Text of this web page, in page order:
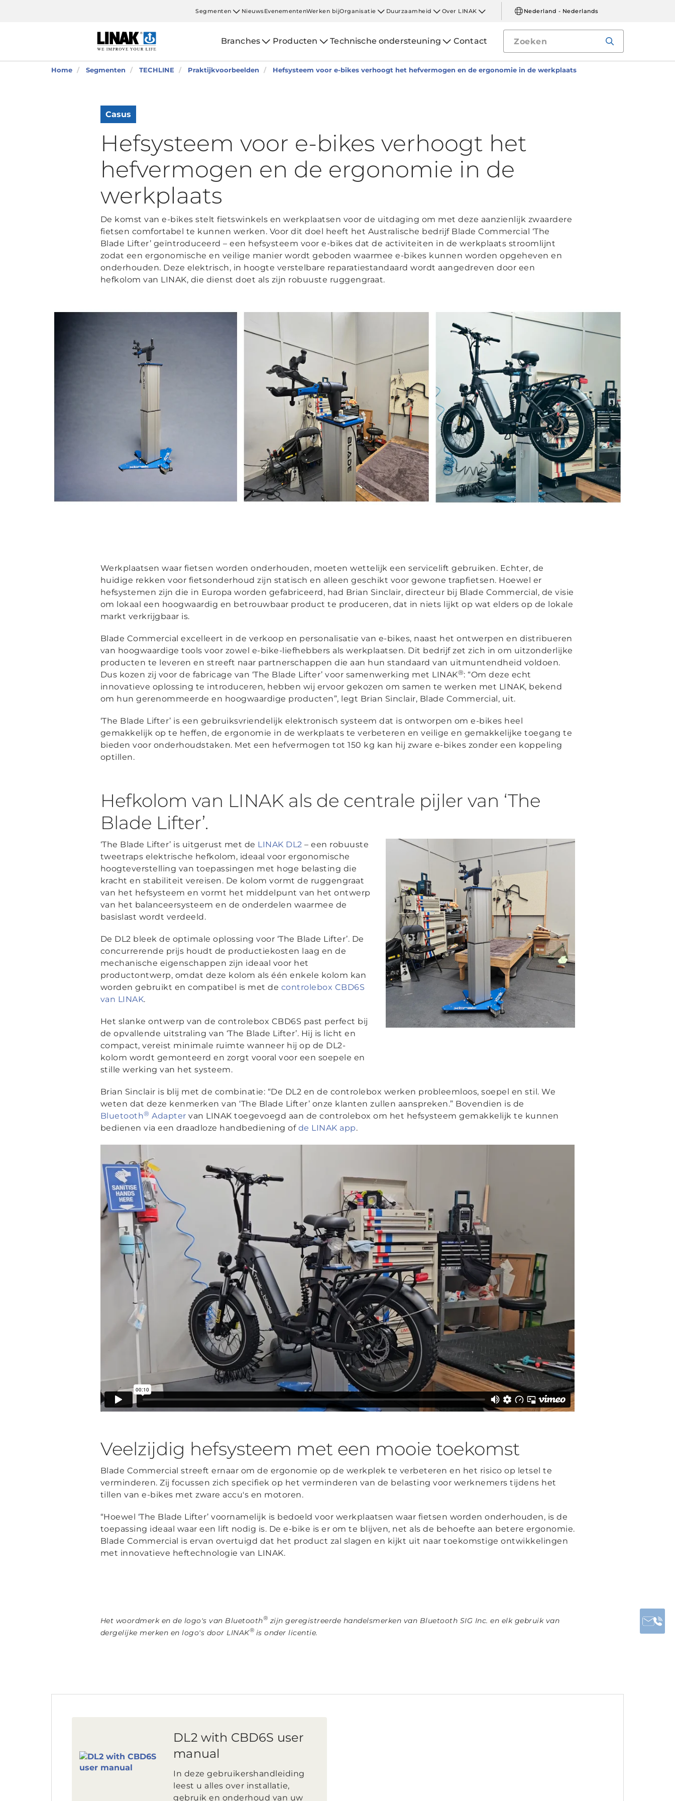
Segmenten NieuwsEvenementenWerken bijOrganisatie Duurzaamheid Over LINAK Nederland - Nederlands
Branches Producten Technische ondersteuning Contact
Home Segmenten TECHLINE Praktijkvoorbeelden Hefsysteem voor e-bikes verhoogt het hefvermogen en de ergonomie in de werkplaats
Casus
Hefsysteem voor e-bikes verhoogt het
hefvermogen en de ergonomie in de
werkplaats
De komst van e-bikes stelt fietswinkels en werkplaatsen voor de uitdaging om met deze aanzienlijk zwaardere
fietsen comfortabel te kunnen werken. Voor dit doel heeft het Australische bedrijf Blade Commercial ‘The
Blade Lifter’ geïntroduceerd – een hefsysteem voor e-bikes dat de activiteiten in de werkplaats stroomlijnt
zodat een ergonomische en veilige manier wordt geboden waarmee e-bikes kunnen worden opgeheven en
onderhouden. Deze elektrisch, in hoogte verstelbare reparatiestandaard wordt aangedreven door een
hefkolom van LINAK, die dienst doet als zijn robuuste ruggengraat.
Werkplaatsen waar fietsen worden onderhouden, moeten wettelijk een servicelift gebruiken. Echter, de
huidige rekken voor fietsonderhoud zijn statisch en alleen geschikt voor gewone trapfietsen. Hoewel er
hefsystemen zijn die in Europa worden gefabriceerd, had Brian Sinclair, directeur bij Blade Commercial, de visie
om lokaal een hoogwaardig en betrouwbaar product te produceren, dat in niets lijkt op wat elders op de lokale
markt verkrijgbaar is.
Blade Commercial excelleert in de verkoop en personalisatie van e-bikes, naast het ontwerpen en distribueren
van hoogwaardige tools voor zowel e-bike-liefhebbers als werkplaatsen. Dit bedrijf zet zich in om uitzonderlijke
producten te leveren en streeft naar partnerschappen die aan hun standaard van uitmuntendheid voldoen.
Dus kozen zij voor de fabricage van ‘The Blade Lifter’ voor samenwerking met LINAK®: “Om deze echt
innovatieve oplossing te introduceren, hebben wij ervoor gekozen om samen te werken met LINAK, bekend
om hun gerenommeerde en hoogwaardige producten”, legt Brian Sinclair, Blade Commercial, uit.
‘The Blade Lifter’ is een gebruiksvriendelijk elektronisch systeem dat is ontworpen om e-bikes heel
gemakkelijk op te heffen, de ergonomie in de werkplaats te verbeteren en veilige en gemakkelijke toegang te
bieden voor onderhoudstaken. Met een hefvermogen tot 150 kg kan hij zware e-bikes zonder een koppeling
optillen.
Hefkolom van LINAK als de centrale pijler van ‘The
Blade Lifter’.
‘The Blade Lifter’ is uitgerust met de LINAK DL2 – een robuuste
tweetraps elektrische hefkolom, ideaal voor ergonomische
hoogteverstelling van toepassingen met hoge belasting die
kracht en stabiliteit vereisen. De kolom vormt de ruggengraat
van het hefsysteem en vormt het middelpunt van het ontwerp
van het balanceersysteem en de onderdelen waarmee de
basislast wordt verdeeld.
De DL2 bleek de optimale oplossing voor ‘The Blade Lifter’. De
concurrerende prijs houdt de productiekosten laag en de
mechanische eigenschappen zijn ideaal voor het
productontwerp, omdat deze kolom als één enkele kolom kan
worden gebruikt en compatibel is met de controlebox CBD6S
van LINAK.
Het slanke ontwerp van de controlebox CBD6S past perfect bij
de opvallende uitstraling van ‘The Blade Lifter’. Hij is licht en
compact, vereist minimale ruimte wanneer hij op de DL2-
kolom wordt gemonteerd en zorgt vooral voor een soepele en
stille werking van het systeem.
Brian Sinclair is blij met de combinatie: “De DL2 en de controlebox werken probleemloos, soepel en stil. We
weten dat deze kenmerken van ‘The Blade Lifter’ onze klanten zullen aanspreken.” Bovendien is de
Bluetooth® Adapter van LINAK toegevoegd aan de controlebox om het hefsysteem gemakkelijk te kunnen
bedienen via een draadloze handbediening of de LINAK app.
Veelzijdig hefsysteem met een mooie toekomst
Blade Commercial streeft ernaar om de ergonomie op de werkplek te verbeteren en het risico op letsel te
verminderen. Zij focussen zich specifiek op het verminderen van de belasting voor werknemers tijdens het
tillen van e-bikes met zware accu's en motoren.
“Hoewel ‘The Blade Lifter’ voornamelijk is bedoeld voor werkplaatsen waar fietsen worden onderhouden, is de
toepassing ideaal waar een lift nodig is. De e-bike is er om te blijven, net als de behoefte aan betere ergonomie.
Blade Commercial is ervan overtuigd dat het product zal slagen en kijkt uit naar toekomstige ontwikkelingen
met innovatieve heftechnologie van LINAK.
Het woordmerk en de logo's van Bluetooth® zijn geregistreerde handelsmerken van Bluetooth SIG Inc. en elk gebruik van
dergelijke merken en logo's door LINAK® is onder licentie.
DL2 with CBD6S user
manual
In deze gebruikershandleiding
leest u alles over installatie,
gebruik en onderhoud van uw